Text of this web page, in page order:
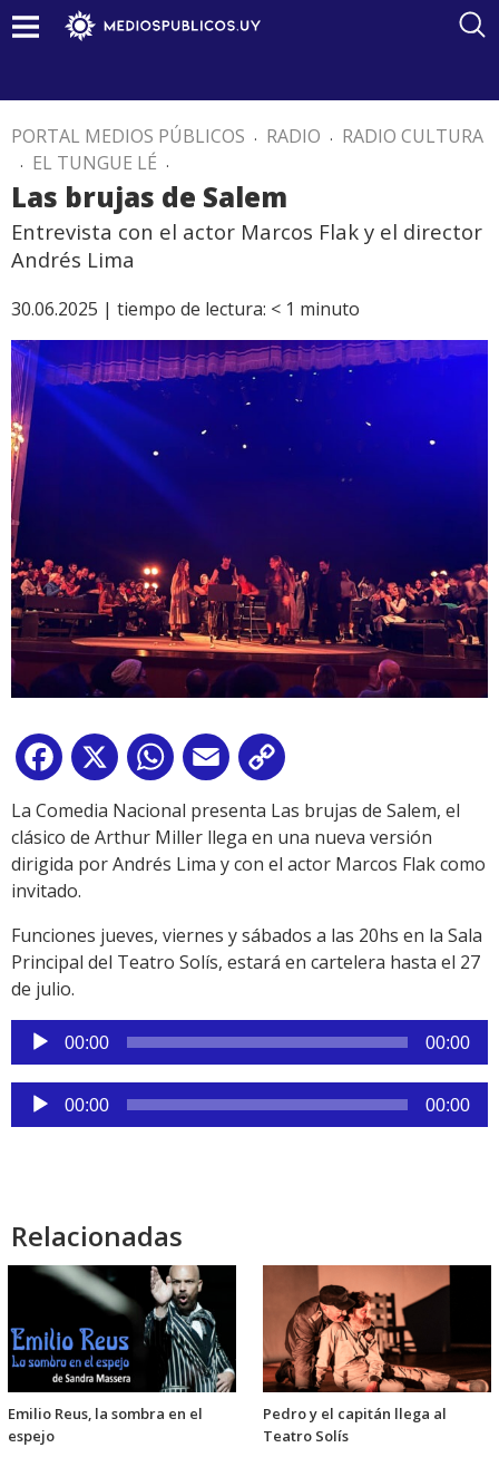
PORTAL MEDIOS PÚBLICOS . RADIO . RADIO CULTURA
. EL TUNGUE LÉ .
Las brujas de Salem
Entrevista con el actor Marcos Flak y el director
Andrés Lima
30.06.2025 | tiempo de lectura: < 1 minuto
Facebook
X WhatsApp
Email
Link
La Comedia Nacional presenta Las brujas de Salem, el
clásico de Arthur Miller llega en una nueva versión
dirigida por Andrés Lima y con el actor Marcos Flak como
invitado.
Funciones jueves, viernes y sábados a las 20hs en la Sala
Principal del Teatro Solís, estará en cartelera hasta el 27
de julio.
Reproductor
de
audio
00:00 00:00
Reproductor
de
00:00 00:00
Relacionadas
Emilio Reus, la sombra en el
espejo
Pedro y el capitán llega al
Teatro Solís